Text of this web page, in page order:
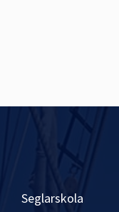
Seglarskola